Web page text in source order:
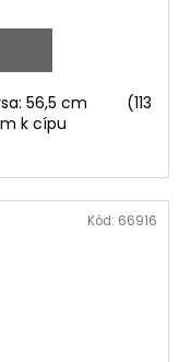
56,5 cm (113
k cípu
Kód: 66916